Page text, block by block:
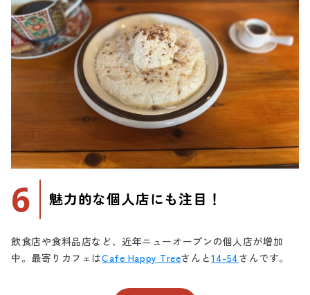
6 魅力的な個人店にも注目！
飲食店や食料品店など、近年ニューオープンの個人店が増加
中。最寄りカフェはCafe Happy Treeさんと14-54さんです。